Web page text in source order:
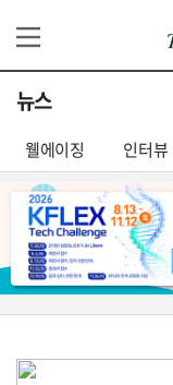
뉴스
웰에이징 인터뷰